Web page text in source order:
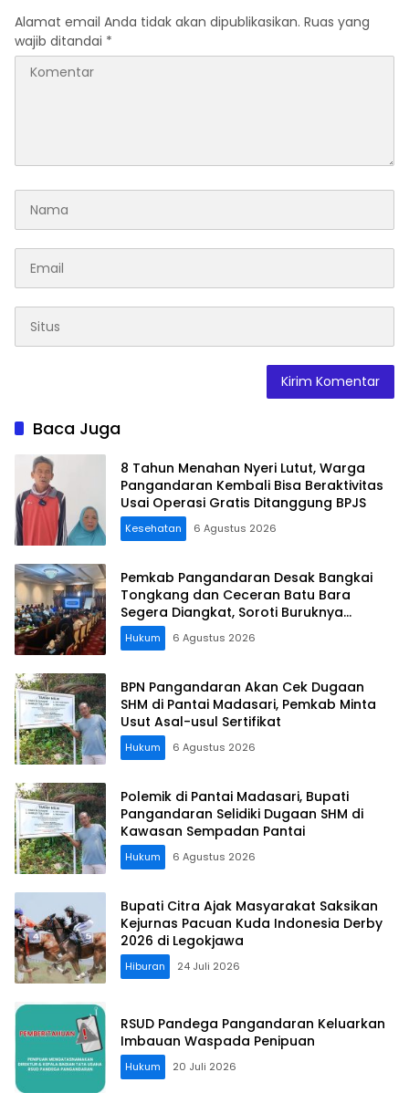
Alamat email Anda tidak akan dipublikasikan. Ruas yang
wajib ditandai *
Baca Juga
8 Tahun Menahan Nyeri Lutut, Warga
Pangandaran Kembali Bisa Beraktivitas
Usai Operasi Gratis Ditanggung BPJS
Kesehatan 6 Agustus 2026
Pemkab Pangandaran Desak Bangkai
Tongkang dan Ceceran Batu Bara
Segera Diangkat, Soroti Buruknya
Koordinasi Perusahaan
Hukum 6 Agustus 2026
BPN Pangandaran Akan Cek Dugaan
SHM di Pantai Madasari, Pemkab Minta
Usut Asal-usul Sertifikat
Hukum 6 Agustus 2026
Polemik di Pantai Madasari, Bupati
Pangandaran Selidiki Dugaan SHM di
Kawasan Sempadan Pantai
Hukum 6 Agustus 2026
Bupati Citra Ajak Masyarakat Saksikan
Kejurnas Pacuan Kuda Indonesia Derby
2026 di Legokjawa
Hiburan 24 Juli 2026
RSUD Pandega Pangandaran Keluarkan
Imbauan Waspada Penipuan
Hukum 20 Juli 2026